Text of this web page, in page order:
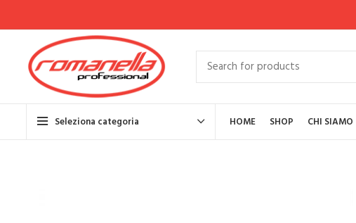
Seleziona categoria HOME SHOP CHI SIAMO